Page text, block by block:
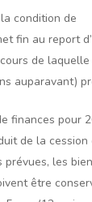
condition de
fin au report
de
auparavant)
finances pour
de la cession
prévues, les
être